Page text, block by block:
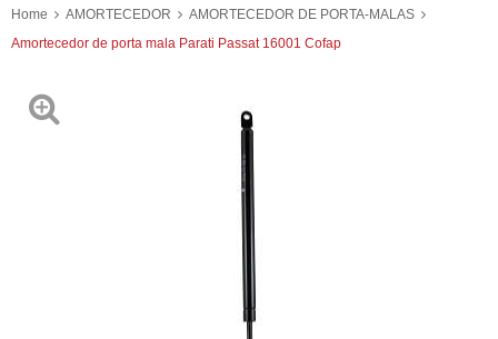
Home AMORTECEDOR
AMORTECEDOR DE PORTA-MALAS
Amortecedor de porta mala Parati Passat 16001 Cofap